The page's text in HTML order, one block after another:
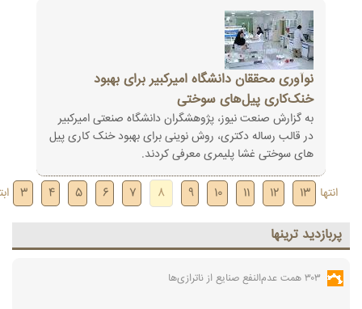
نوآوری محققان دانشگاه امیرکبیر برای بهبود
خنک‌کاری پیل‌های سوختی
به گزارش صنعت نیوز، پژوهشگران دانشگاه صنعتی امیرکبیر
در قالب رساله دکتری، روش نوینی برای بهبود خنک کاری پیل
های سوختی غشا پلیمری معرفی کردند.
انتها 13 ابتدا
پربازديد ترينها
۳۰۳ همت عدم‌النفع صنایع از ناترازی‌ها